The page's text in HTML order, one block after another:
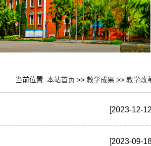
当前位置: 本站首页 >> 教学成果 >> 教学改
[2023-12-
[2023-09-